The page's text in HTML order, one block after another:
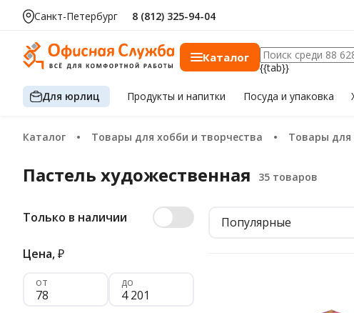
Санкт-Петербург 8 (812) 325-94-04
Каталог
{{tab}}
Для юрлиц Продуктыи напитки Посуда и упаковка
Каталог Товары для хобби и творчества Товары
Пастель художественная
Только в наличии
Цена,₽
от до
Популярные